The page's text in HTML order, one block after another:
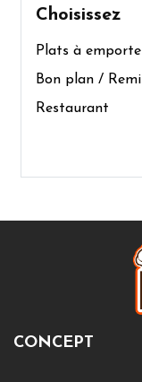
Choisissez
Plats à
Bon plan /
Restaurant
CONCEPT